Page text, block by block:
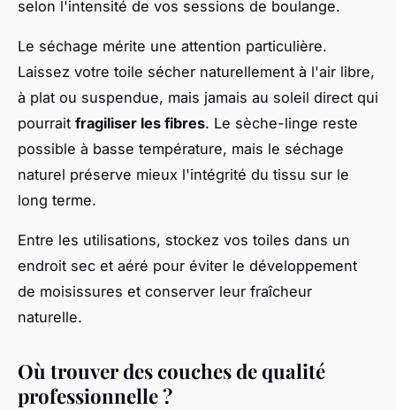
selon l'intensité de vos sessions de boulange.
Le séchage mérite une attention particulière.
Laissez votre toile sécher naturellement à l'air libre,
à plat ou suspendue, mais jamais au soleil direct qui
pourrait fragiliser les fibres. Le sèche-linge reste
possible à basse température, mais le séchage
naturel préserve mieux l'intégrité du tissu sur le
long terme.
Entre les utilisations, stockez vos toiles dans un
endroit sec et aéré pour éviter le développement
de moisissures et conserver leur fraîcheur
naturelle.
Où trouver des couches de qualité
professionnelle ?